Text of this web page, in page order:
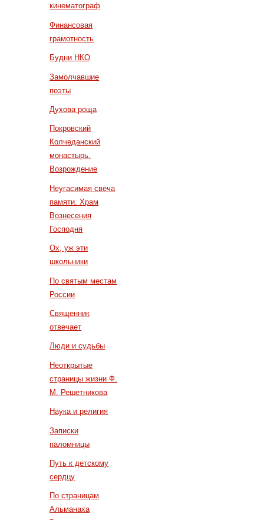
кинематограф
Финансовая
грамотность
Будни НКО
Замолчавшие
поэты
Духова роща
Покровский
Колчеданский
монастырь.
Возрождение
Неугасимая свеча
памяти. Храм
Вознесения
Господня
Ох, уж эти
школьники
По святым местам
России
Священник
отвечает
Люди и судьбы
Неоткрытые
страницы жизни Ф.
М. Решетникова
Наука и религия
Записки
паломницы
Путь к детскому
сердцу
По страницам
Альманаха